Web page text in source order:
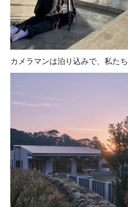
カメラマンは泊り込みで、私た